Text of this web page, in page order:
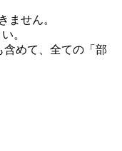
ません。
。
めて、全ての「部